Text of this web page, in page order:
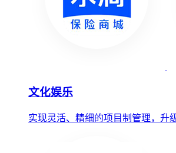
文化娱乐
实现灵活、精细的项目制管理，升